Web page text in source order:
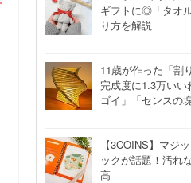
ギフトに◎「タオ
り方を解説
11歳が作った「割
完成度に1.3万いい
ゴイ」「センスの塊
【3COINS】マジ
ックが話題！汚れ
高